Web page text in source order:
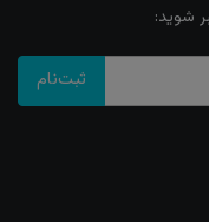
شوید:
ثبت‌نام